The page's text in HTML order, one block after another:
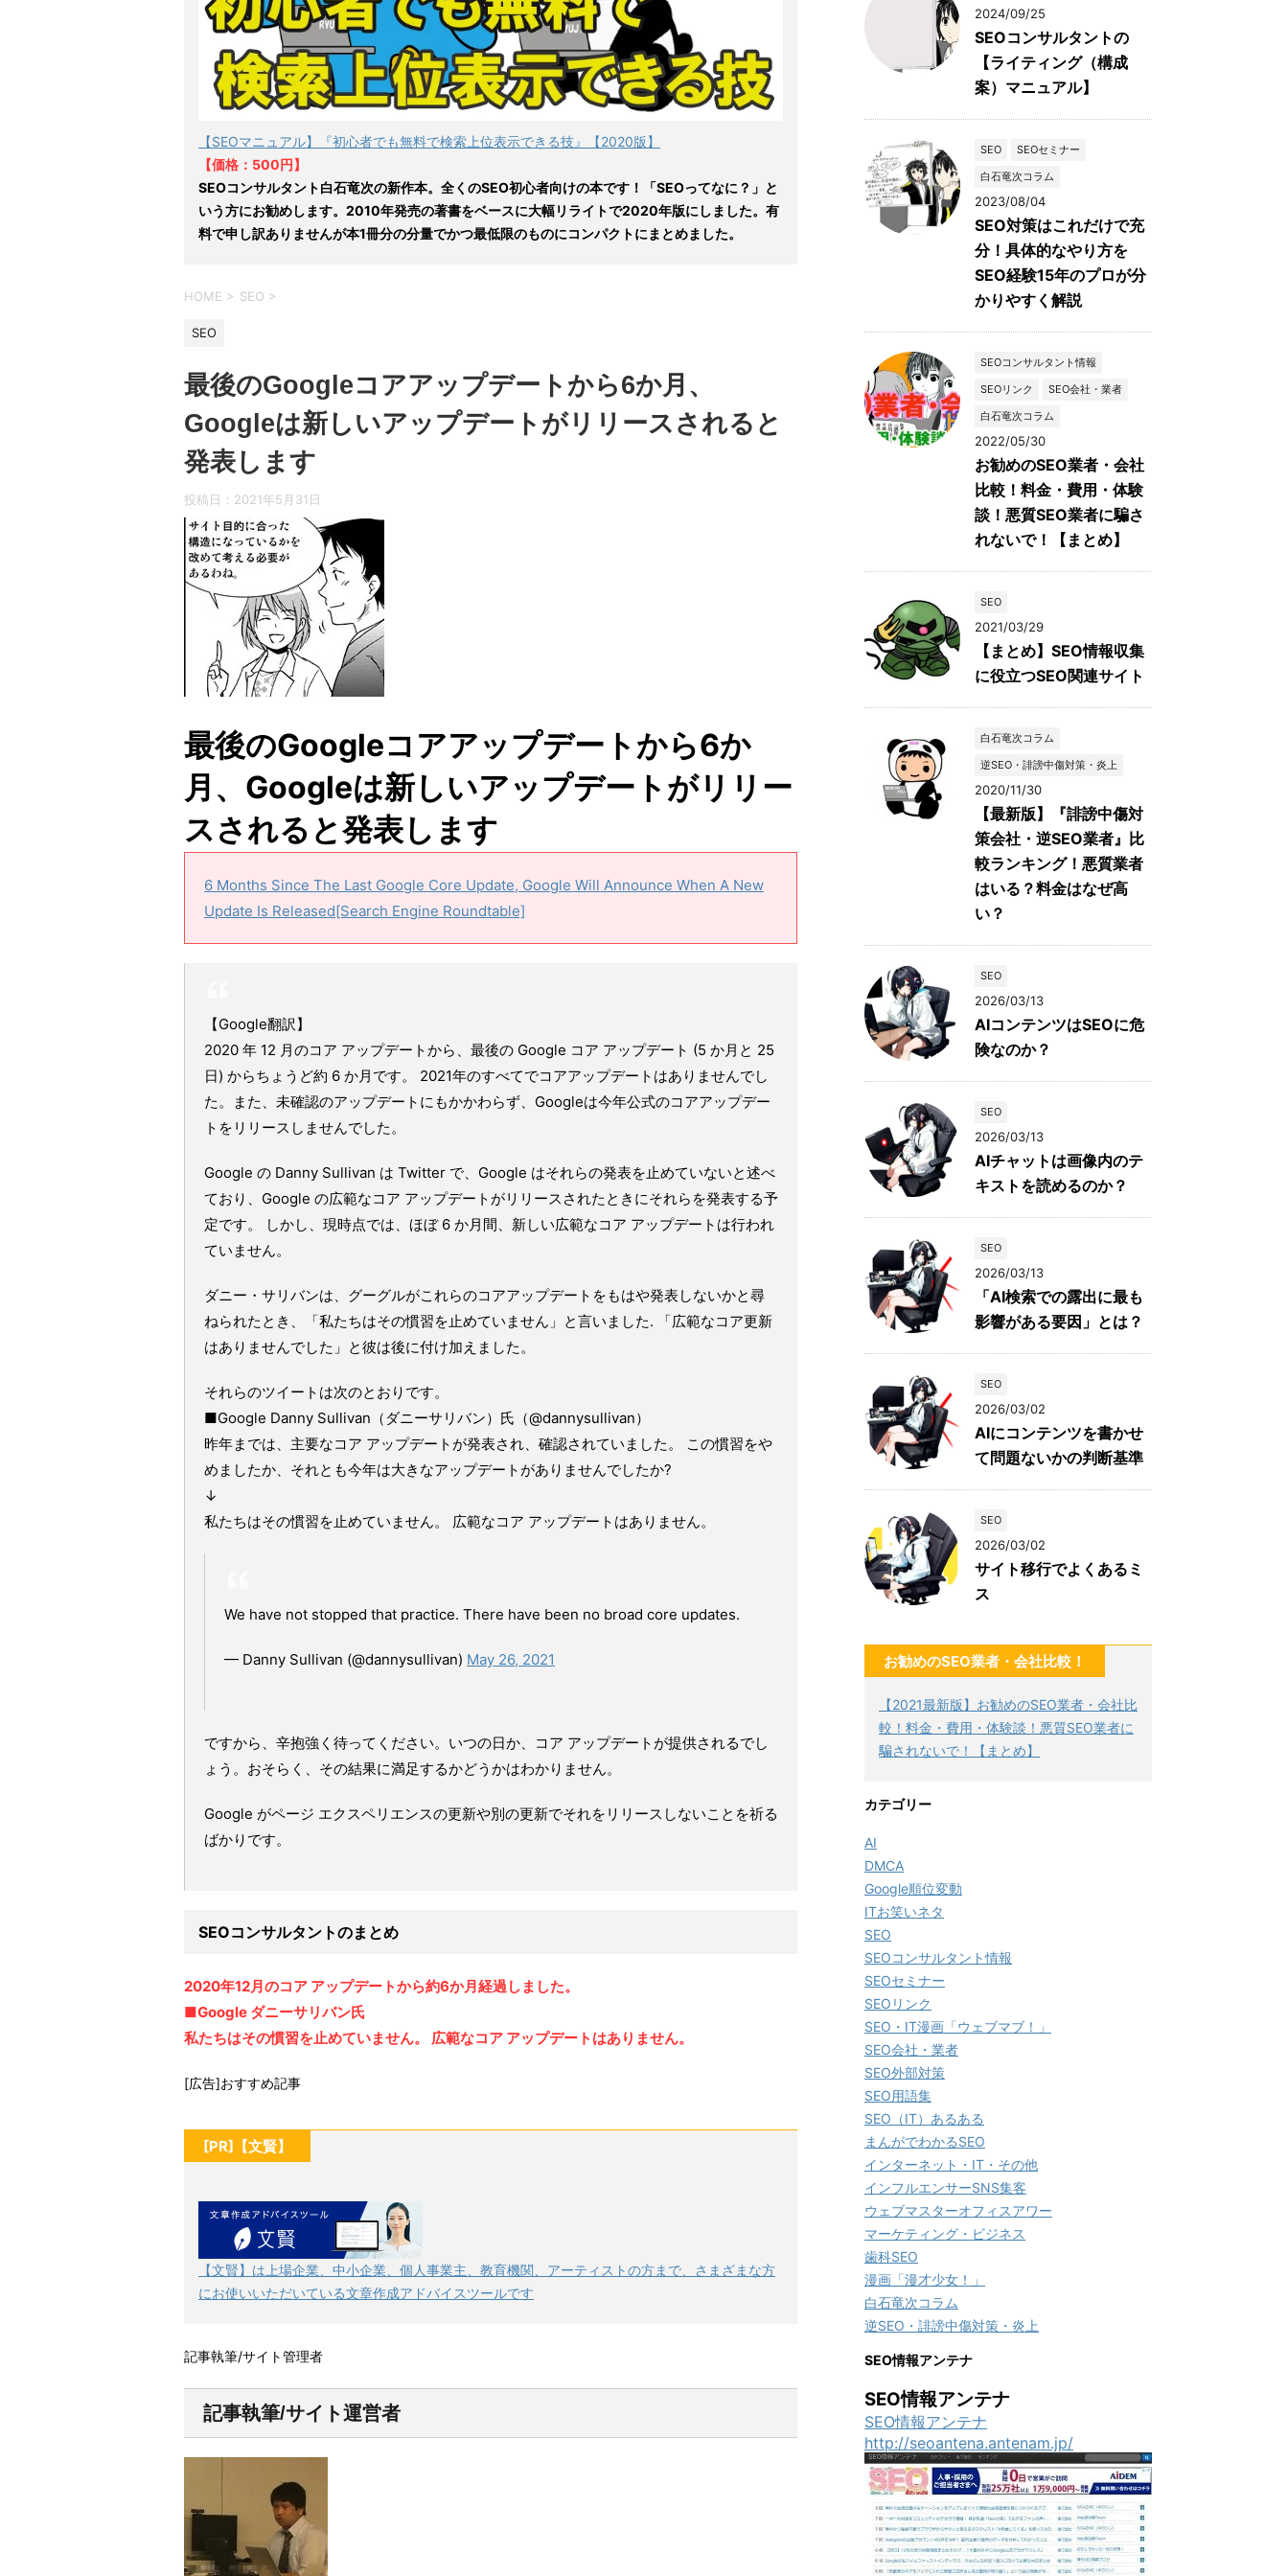
【SEOマニュアル】『初心者でも無料で検索上位表示できる技』【2020版】
【価格：500円】
SEOコンサルタント白石竜次の新作本。全くのSEO初心者向けの本です！「SEOってなに？」と
いう方にお勧めします。2010年発売の著書をベースに大幅リライトで2020年版にしました。有
料で申し訳ありませんが本1冊分の分量でかつ最低限のものにコンパクトにまとめました。
HOME > SEO >
SEO
最後のGoogleコアアップデートから6か月、
Googleは新しいアップデートがリリースされると
発表します
投稿日： 2021年5月31日
最後のGoogleコアアップデートから6か
月、Googleは新しいアップデートがリリー
スされると発表します
6 Months Since The Last Google Core Update, Google Will Announce When A New
Update Is Released[Search Engine Roundtable]
【Google翻訳】
2020 年 12 月のコア アップデートから、最後の Google コア アップデート (5 か月と 25
日) からちょうど約 6 か月です。 2021年のすべてでコアアップデートはありませんでし
た。また、未確認のアップデートにもかかわらず、Googleは今年公式のコアアップデー
トをリリースしませんでした。
Google の Danny Sullivan は Twitter で、Google はそれらの発表を止めていないと述べ
ており、Google の広範なコア アップデートがリリースされたときにそれらを発表する予
定です。 しかし、現時点では、ほぼ 6 か月間、新しい広範なコア アップデートは行われ
ていません。
ダニー・サリバンは、グーグルがこれらのコアアップデートをもはや発表しないかと尋
ねられたとき、「私たちはその慣習を止めていません」と言いました. 「広範なコア更新
はありませんでした」と彼は後に付け加えました。
それらのツイートは次のとおりです。
■Google Danny Sullivan（ダニーサリバン）氏（@dannysullivan）
昨年までは、主要なコア アップデートが発表され、確認されていました。 この慣習をや
めましたか、それとも今年は大きなアップデートがありませんでしたか?
↓
私たちはその慣習を止めていません。 広範なコア アップデートはありません。
We have not stopped that practice. There have been no broad core updates.
— Danny Sullivan (@dannysullivan) May 26, 2021
ですから、辛抱強く待ってください。いつの日か、コア アップデートが提供されるでし
ょう。おそらく、その結果に満足するかどうかはわかりません。
Google がページ エクスペリエンスの更新や別の更新でそれをリリースしないことを祈る
ばかりです。
SEOコンサルタントのまとめ
2020年12月のコア アップデートから約6か月経過しました。
■Google ダニーサリバン氏
私たちはその慣習を止めていません。 広範なコア アップデートはありません。
[広告]おすすめ記事
[PR]【文賢】
【文賢】は上場企業、中小企業、個人事業主、教育機関、アーティストの方まで、さまざまな方
にお使いいただいている文章作成アドバイスツールです
記事執筆/サイト管理者
記事執筆/サイト運営者
2024/09/25
SEOコンサルタントの
【ライティング（構成
案）マニュアル】
SEO
SEOセミナー
白石竜次コラム
2023/08/04
SEO対策はこれだけで充
分！具体的なやり方を
SEO経験15年のプロが分
かりやすく解説
SEOコンサルタント情報
SEOリンク
SEO会社・業者
白石竜次コラム
2022/05/30
お勧めのSEO業者・会社
比較！料金・費用・体験
談！悪質SEO業者に騙さ
れないで！【まとめ】
SEO
2021/03/29
【まとめ】SEO情報収集
に役立つSEO関連サイト
白石竜次コラム
逆SEO・誹謗中傷対策・炎上
2020/11/30
【最新版】『誹謗中傷対
策会社・逆SEO業者』比
較ランキング！悪質業者
はいる？料金はなぜ高
い？
SEO
2026/03/13
AIコンテンツはSEOに危
険なのか？
SEO
2026/03/13
AIチャットは画像内のテ
キストを読めるのか？
SEO
2026/03/13
「AI検索での露出に最も
影響がある要因」とは？
SEO
2026/03/02
AIにコンテンツを書かせ
て問題ないかの判断基準
SEO
2026/03/02
サイト移行でよくあるミ
ス
お勧めのSEO業者・会社比較！
【2021最新版】お勧めのSEO業者・会社比
較！料金・費用・体験談！悪質SEO業者に
騙されないで！【まとめ】
カテゴリー
AI
DMCA
Google順位変動
ITお笑いネタ
SEO
SEOコンサルタント情報
SEOセミナー
SEOリンク
SEO・IT漫画「ウェブマブ！」
SEO会社・業者
SEO外部対策
SEO用語集
SEO（IT）あるある
まんがでわかるSEO
インターネット・IT・その他
インフルエンサーSNS集客
ウェブマスターオフィスアワー
マーケティング・ビジネス
歯科SEO
漫画「漫才少女！」
白石竜次コラム
逆SEO・誹謗中傷対策・炎上
SEO情報アンテナ
SEO情報アンテナ
SEO情報アンテナ
http://seoantena.antenam.jp/